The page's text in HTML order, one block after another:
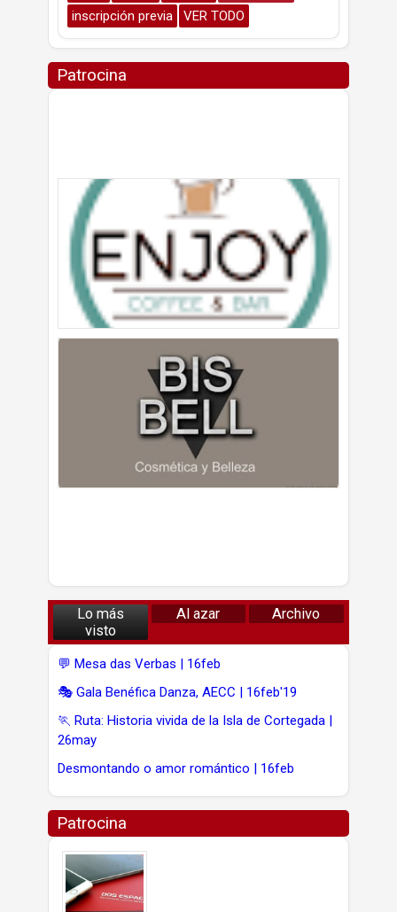
inscripción previa
VER TODO
Patrocina
Lo más
visto
Al azar Archivo
💬 Mesa das Verbas | 16feb
🎭 Gala Benéfica Danza, AECC | 16feb'19
🏃 Ruta: Historia vivida de la Isla de Cortegada |
26may
Desmontando o amor romántico | 16feb
Patrocina